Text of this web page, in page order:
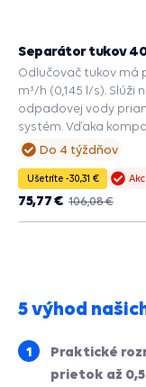
Do 4 týždňov
Separátor tukov
Odlučovač tukov má
m³/h (0,145 l/s).
odpadovej vody
systém. Vďaka
domácnostiach,
Ušetríte -30,31 €
106,08 €
75,77 €
5 výhod
Praktické
prietok až 0,5